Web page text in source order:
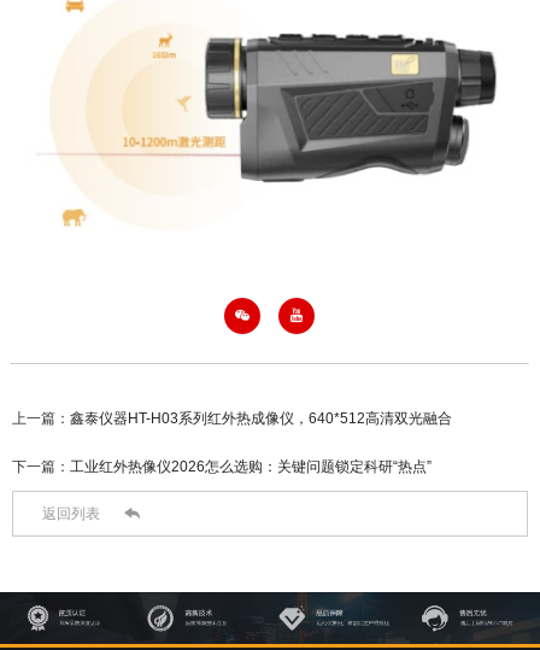
 
上一篇： 鑫泰仪器HT-H03系列红外热成像仪，640*512高清双光融合
下一篇： 工业红外热像仪2026怎么选购：关键问题锁定科研“热点”
返回列表 